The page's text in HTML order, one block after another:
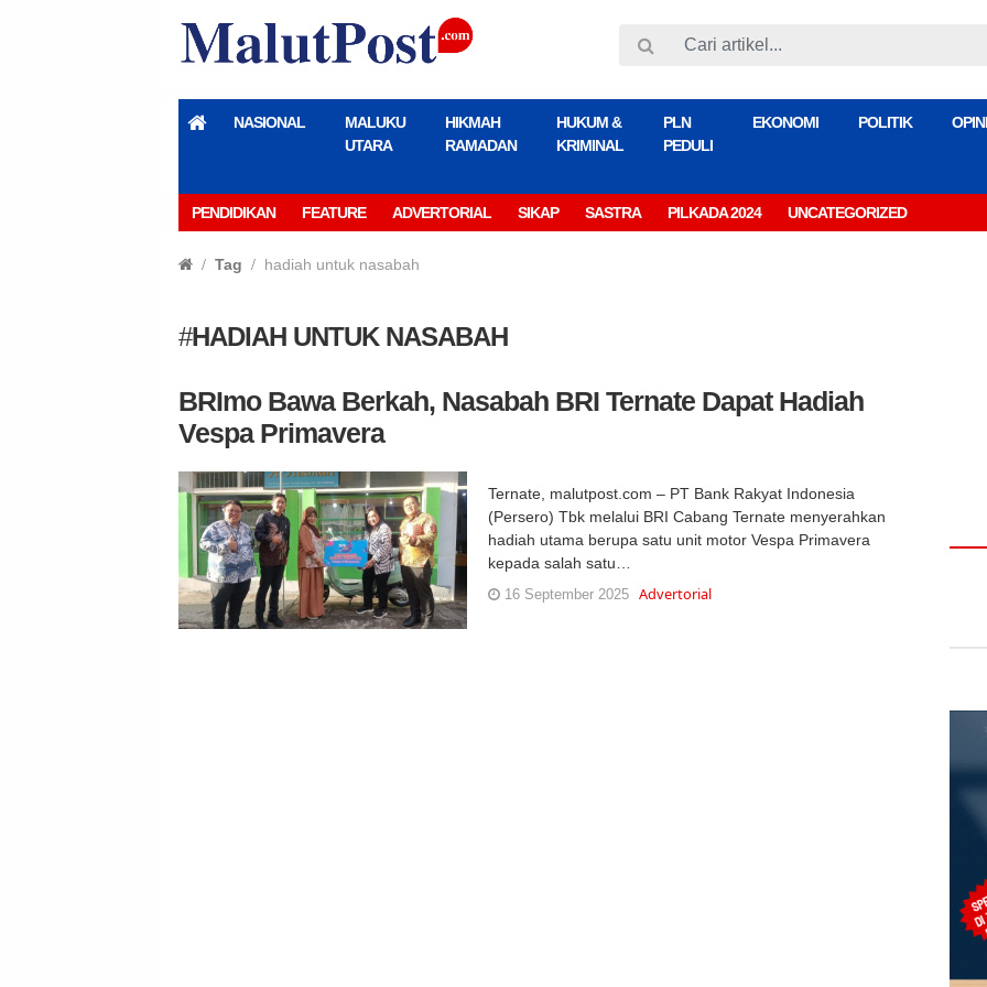
NASIONAL
MALUKU
UTARA
HIKMAH
RAMADAN
HUKUM &
KRIMINAL
PLN
PEDULI
EKONOMI POLITIK OPINI
PENDIDIKAN FEATURE ADVERTORIAL SIKAP SASTRA PILKADA 2024 UNCATEGORIZED
Tag hadiah untuk nasabah
#HADIAH UNTUK NASABAH
BRImo Bawa Berkah, Nasabah BRI Ternate Dapat Hadiah
Vespa Primavera
Ternate, malutpost.com – PT Bank Rakyat Indonesia
(Persero) Tbk melalui BRI Cabang Ternate menyerahkan
hadiah utama berupa satu unit motor Vespa Primavera
kepada salah satu…
16 September 2025 Advertorial